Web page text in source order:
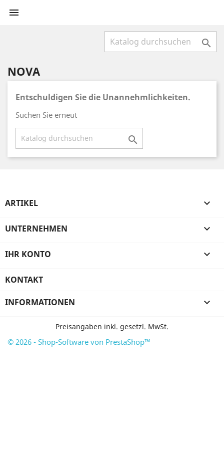


NOVA
Entschuldigen Sie die Unannehmlichkeiten.
Suchen Sie erneut

ARTIKEL 
UNTERNEHMEN 
IHR KONTO 
KONTAKT
INFORMATIONEN 
Preisangaben inkl. gesetzl. MwSt.
© 2026 - Shop-Software von PrestaShop™